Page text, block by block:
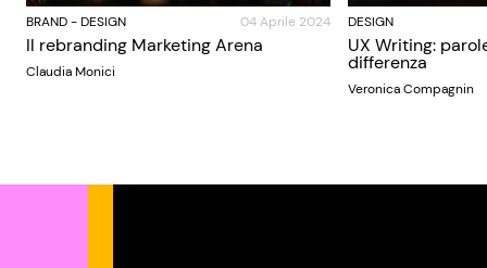
BRAND-DESIGN 04 Aprile 2024
Il rebranding Marketing Arena
Claudia Monici
DESIGN
UX Writing:
differenza
Veronica Compagnin